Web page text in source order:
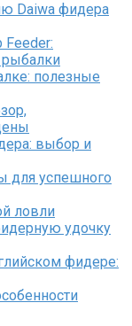
Daiwa фидера
Feeder:
полезные
выбор и
для успешного
ловли
удочку
фидере: